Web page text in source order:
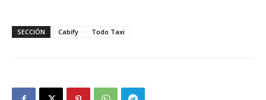
SECCIÓN Cabify Todo Taxi